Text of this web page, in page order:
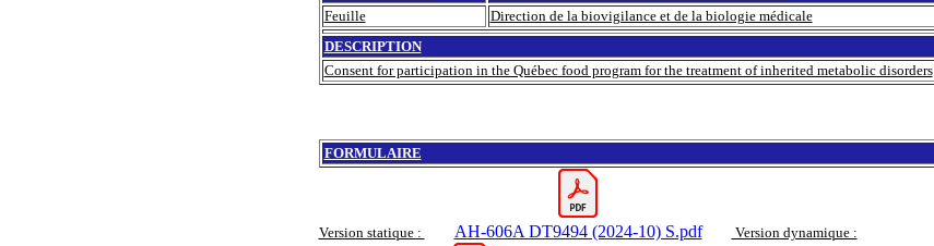
Feuille
Direction de la biovigilance et de la biologie médicale
DESCRIPTION
Consent for participation in the Québec food program for the treatment of inherited metabolic disorders
FORMULAIRE
Version statique : AH-606A DT9494 (2024-10) S.pdf Version dynamique :